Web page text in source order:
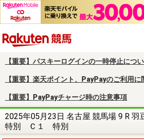
【重要】パスキーログインの一時停止につ
【重要】楽天ポイント、PayPayのご利用
【重要】PayPayチャージ時の注意事項
2025年05月23日 名古屋 競馬場 9 R 羽
特別 Ｃ１ 特別